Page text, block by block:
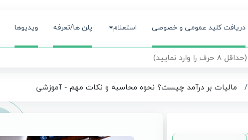
دریافت کلید عمومی و خصوصی استعلام پلن ها/تعرفه ویدیوها
/ مالیات بر درآمد چیست؟ نحوه محاسبه و نکات مهم - آموزشی